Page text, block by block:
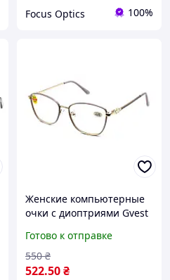
Focus Optics 100%
Женские компьютерные
очки с диоптриями Gvest
металлической оправе
Готово к отправке
522.50₴
550 ₴